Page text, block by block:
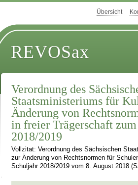
Übersicht
REVOSax
Verordnung des
Staatsministeriums für
Änderung von
in freier Trägerschaft
2018/2019
Vollzitat: Verordnung des Sächsischen
zur Änderung von Rechtsnormen für
Schuljahr 2018/2019 vom 8. August 2018